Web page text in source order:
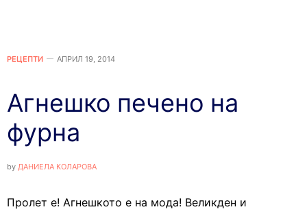
РЕЦЕПТИ АПРИЛ 19, 2014
Агнешко печено на
фурна
by ДАНИЕЛА КОЛАРОВА
Пролет е! Агнешкото е на мода! Великден и